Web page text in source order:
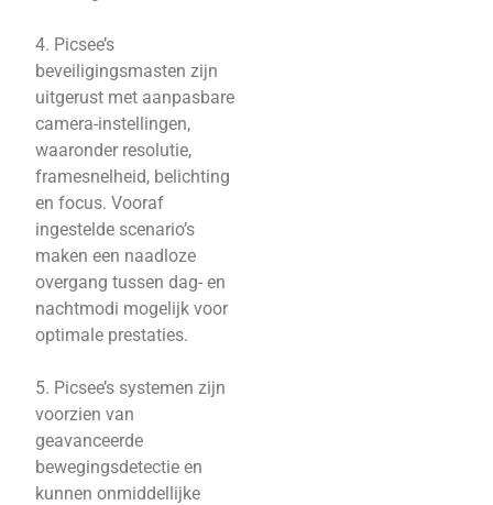
4. Picsee’s
beveiligingsmasten zijn
uitgerust met aanpasbare
camera-instellingen,
waaronder resolutie,
framesnelheid, belichting
en focus. Vooraf
ingestelde scenario’s
maken een naadloze
overgang tussen dag- en
nachtmodi mogelijk voor
optimale prestaties.
5. Picsee’s systemen zijn
voorzien van
geavanceerde
bewegingsdetectie en
kunnen onmiddellijke